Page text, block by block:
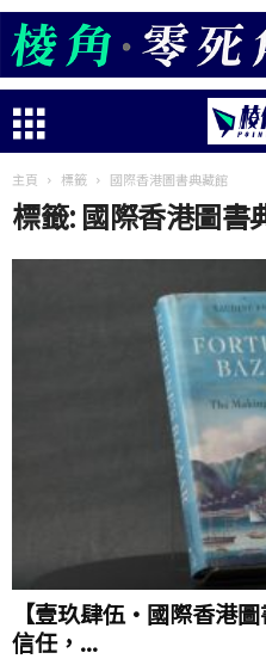
主頁 標籤 國際香港圖書典藏館
標籤: 國際香港圖書
【壹玖肆伍·國際香港
信任，...